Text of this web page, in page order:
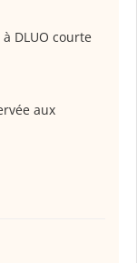
DLUO courte
aux